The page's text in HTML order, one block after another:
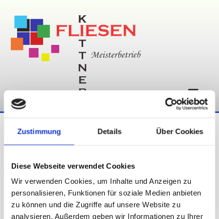
Zustimmung Details Über Cookies
Diese Webseite verwendet Cookies
Wir verwenden Cookies, um Inhalte und Anzeigen zu
personalisieren, Funktionen für soziale Medien anbieten
zu können und die Zugriffe auf unsere Website zu
analysieren. Außerdem geben wir Informationen zu Ihrer
Seit mehr als 15 Jahren für Sie da!
Wir arbeiten in sämtlichen Bereichen der Fliesenverlegung. Vom Neubau